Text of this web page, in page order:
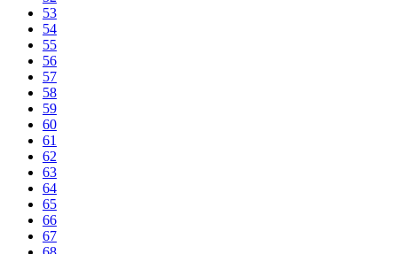
53
54
55
56
57
58
59
60
61
62
63
64
65
66
67